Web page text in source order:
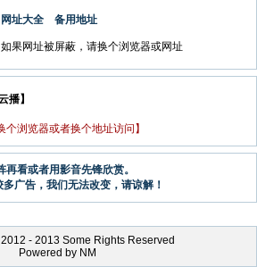
网址大全 备用地址
如果网址被屏蔽，请换个浏览器或网址
播】
浏览器或者换个地址访问】
看或者用影音先锋欣赏。
广告，我们无法改变，请谅解！
- 2013 Some Rights Reserved
Powered by NM